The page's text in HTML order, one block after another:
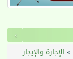
›
» الإجارة والإيجار